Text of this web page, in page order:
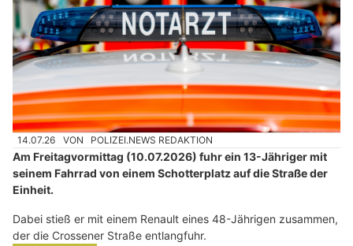
14.07.26 VON POLIZEI.NEWS REDAKTION
Am Freitagvormittag (10.07.2026) fuhr ein 13-Jähriger mit
seinem Fahrrad von einem Schotterplatz auf die Straße der
Einheit.
Dabei stieß er mit einem Renault eines 48-Jährigen zusammen,
der die Crossener Straße entlangfuhr.